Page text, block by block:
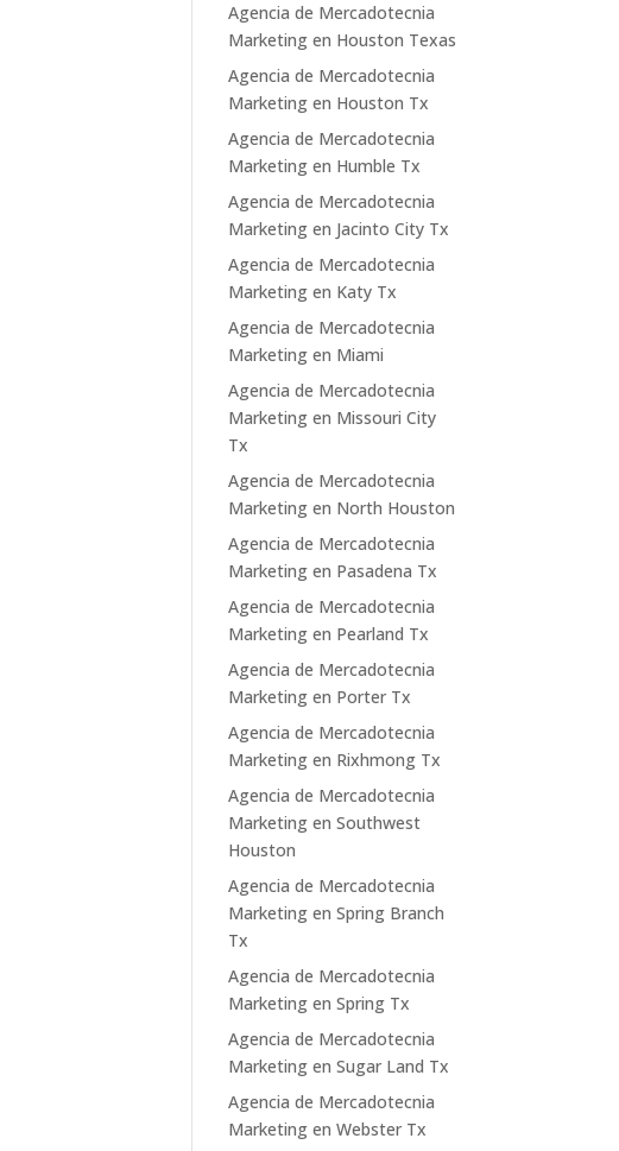
Agencia de Mercadotecnia
Marketing en Houston Texas
Agencia de Mercadotecnia
Marketing en Houston Tx
Agencia de Mercadotecnia
Marketing en Humble Tx
Agencia de Mercadotecnia
Marketing en Jacinto City Tx
Agencia de Mercadotecnia
Marketing en Katy Tx
Agencia de Mercadotecnia
Marketing en Miami
Agencia de Mercadotecnia
Marketing en Missouri City
Tx
Agencia de Mercadotecnia
Marketing en North Houston
Agencia de Mercadotecnia
Marketing en Pasadena Tx
Agencia de Mercadotecnia
Marketing en Pearland Tx
Agencia de Mercadotecnia
Marketing en Porter Tx
Agencia de Mercadotecnia
Marketing en Rixhmong Tx
Agencia de Mercadotecnia
Marketing en Southwest
Houston
Agencia de Mercadotecnia
Marketing en Spring Branch
Tx
Agencia de Mercadotecnia
Marketing en Spring Tx
Agencia de Mercadotecnia
Marketing en Sugar Land Tx
Agencia de Mercadotecnia
Marketing en Webster Tx